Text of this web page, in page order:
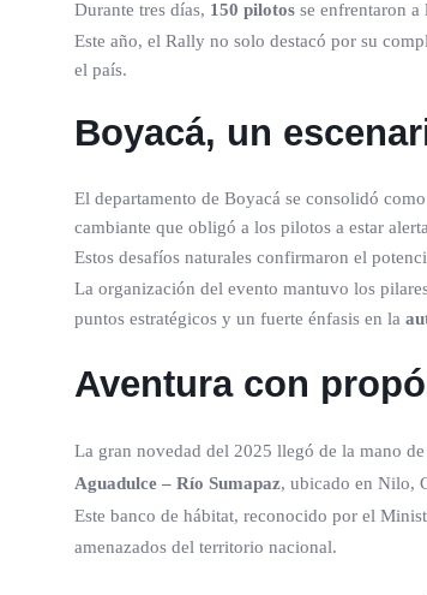
Durante tres días, 150 pilotos se enfrentaron
Este año, el Rally no solo destacó por su
el país.
Boyacá, un
El departamento de Boyacá se consolidó
cambiante que obligó a los pilotos a estar
Estos desafíos naturales confirmaron el
La organización del evento mantuvo los
puntos estratégicos y un fuerte énfasis en la
Aventura con
La gran novedad del 2025 llegó de la mano
Aguadulce – Río Sumapaz, ubicado en Nilo,
Este banco de hábitat, reconocido por el
amenazados del territorio nacional.